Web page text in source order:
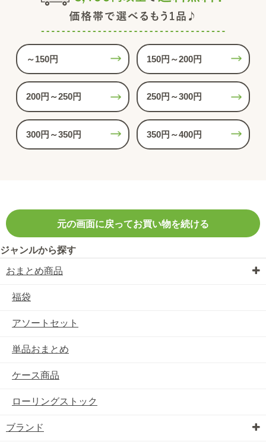
～150円 150円～200円
200円～250円 250円～300円
300円～350円 350円～400円
元の画面に戻ってお買い物を続ける
ジャンルから探す
おまとめ商品
福袋
アソートセット
単品おまとめ
ケース商品
ローリングストック
ブランド